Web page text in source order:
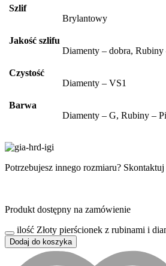
Szlif
Brylantowy
Jakość szlifu
Diamenty – dobra, Rubiny
Czystość
Diamenty – VS1
Barwa
Diamenty – G, Rubiny –
Potrzebujesz innego rozmiaru?
Produkt dostępny na zamówienie
ilość Złoty pierścionek z rubinami i
Dodaj do koszyka